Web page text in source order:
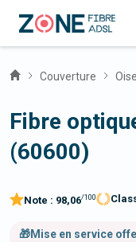
Couverture Oise
Fibre
(60600)
Note : 98,06/100
🎁Mise en service